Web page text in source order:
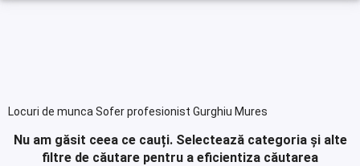
Locuri de munca Sofer profesionist Gurghiu Mures
Nu am găsit ceea ce cauți. Selectează categoria și alte
filtre de căutare pentru a eficientiza căutarea